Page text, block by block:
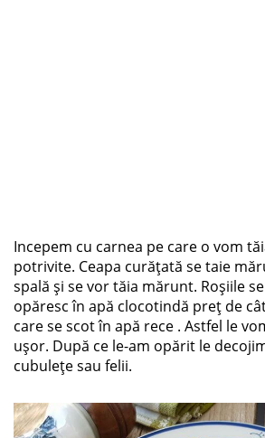
Incepem cu carnea pe care o vom
potrivite. Ceapa curățată se taie
spală și se vor tăia mărunt. Roșiile
opăresc în apă clocotindă preț de
care se scot în apă rece . Astfel le
ușor. După ce le-am opărit le
cubulețe sau felii.